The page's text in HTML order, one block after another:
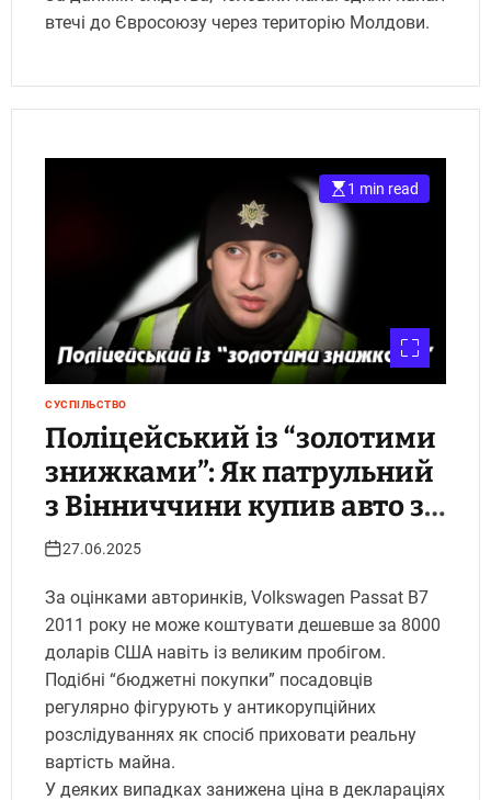
втечі до Євросоюзу через територію Молдови.
1 min read
СУСПІЛЬСТВО
Поліцейський із “золотими
знижками”: Як патрульний
з Вінниччини купив авто за
6000 грн. Укрінфопрес.
27.06.2025
За оцінками авторинків, Volkswagen Passat B7
2011 року не може коштувати дешевше за 8000
доларів США навіть із великим пробігом.
Подібні “бюджетні покупки” посадовців
регулярно фігурують у антикорупційних
розслідуваннях як спосіб приховати реальну
вартість майна.
У деяких випадках занижена ціна в деклараціях